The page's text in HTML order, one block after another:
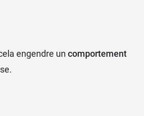
engendre un comportement